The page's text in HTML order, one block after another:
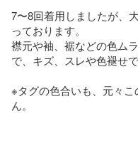
7〜8回着用しましたが、
っております。
襟元や袖、裾などの色ム
で、キズ、スレや色褪せ
※タグの色合いも、元々
ん。